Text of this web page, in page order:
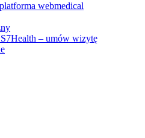
webmedical
– umów wizytę